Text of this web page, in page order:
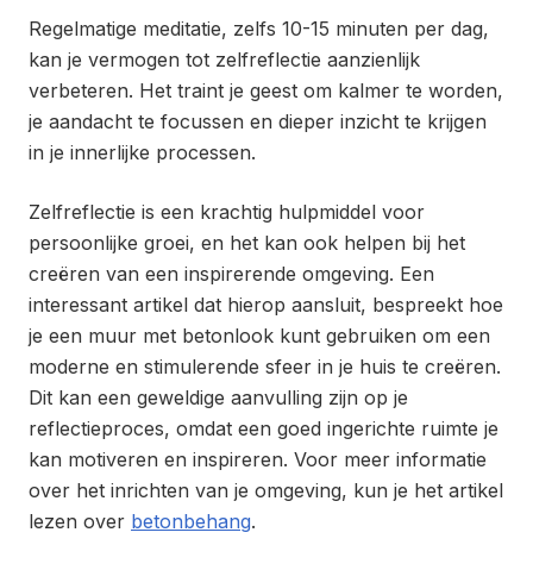
Regelmatige meditatie, zelfs 10-15 minuten per dag,
kan je vermogen tot zelfreflectie aanzienlijk
verbeteren. Het traint je geest om kalmer te worden,
je aandacht te focussen en dieper inzicht te krijgen
in je innerlijke processen.
Zelfreflectie is een krachtig hulpmiddel voor
persoonlijke groei, en het kan ook helpen bij het
creëren van een inspirerende omgeving. Een
interessant artikel dat hierop aansluit, bespreekt hoe
je een muur met betonlook kunt gebruiken om een
moderne en stimulerende sfeer in je huis te creëren.
Dit kan een geweldige aanvulling zijn op je
reflectieproces, omdat een goed ingerichte ruimte je
kan motiveren en inspireren. Voor meer informatie
over het inrichten van je omgeving, kun je het artikel
lezen over betonbehang.